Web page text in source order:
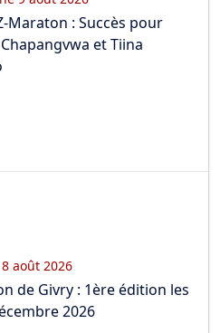
Maraton : Succès pour
et Tiina
août 2026
de Givry : 1ère édition les
2026